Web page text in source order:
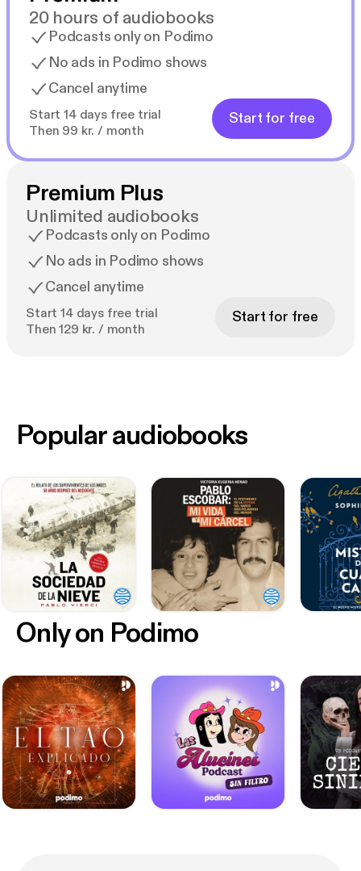
20 hours of audiobooks
Podcasts only on Podimo
No ads in Podimo shows
Cancel anytime
Start 14 days free trial
Then 99 kr. / month
Start for free
Premium Plus
Unlimited audiobooks
Podcasts only on Podimo
No ads in Podimo shows
Cancel anytime
Start 14 days free trial
Then 129 kr. / month
Start for free
Only on Podimo
Popular audiobooks